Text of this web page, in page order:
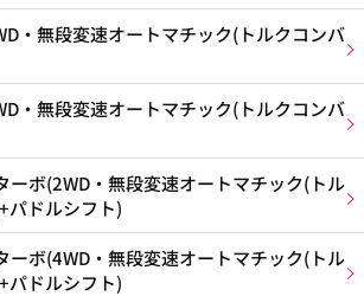
・無段変速オートマチック(トルクコンバ
・無段変速オートマチック(トルクコンバ
ボ(2WD・無段変速オートマチック(トル
パドルシフト)
ボ(4WD・無段変速オートマチック(トル
パドルシフト)